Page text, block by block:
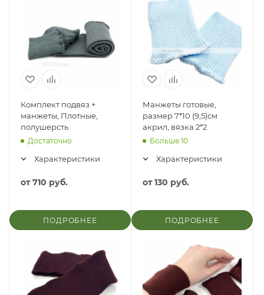
Комплект подвяз +
манжеты, Плотные,
полушерсть
Достаточно
Характеристики
от710 руб.
ПОДРОБНЕЕ
Манжеты готовые,
размер 7*10 (9,5)см
акрил, вязка 2*2
Больше 10
Характеристики
от130 руб.
ПОДРОБНЕЕ